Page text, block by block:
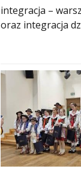
integracja –
oraz integracja